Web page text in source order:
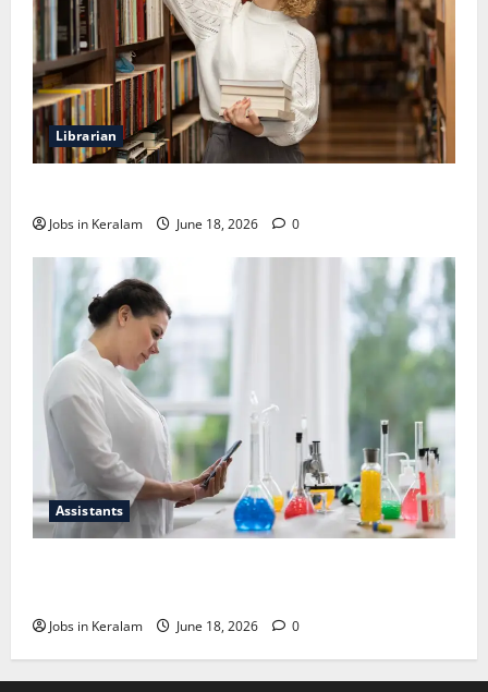
Librarian
Jobs in Keralam June 18, 2026 0
Assistants
Jobs in Keralam June 18, 2026 0